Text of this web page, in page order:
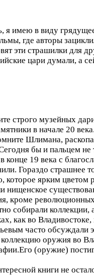
я имею в виду
где авторы
эти страшилки для
цари думали, а
строго музейных
в начале 20
Шлимана,
бы и пальцем
конце 19 века с
Гораздо страшнее
ярким цветом
нищенское
кроме
собирали коллекции,
как во
часто обсуждали
оружия во
(оружие)
книги не